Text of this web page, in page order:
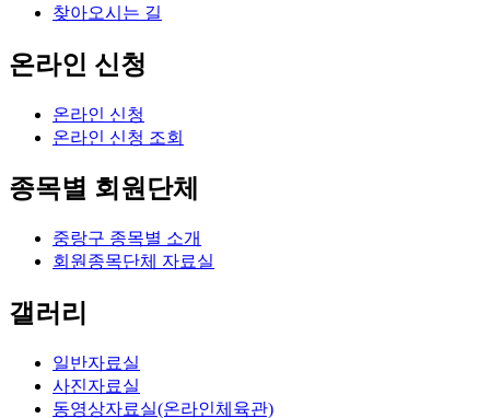
찾아오시는 길
온라인 신청
온라인 신청
온라인 신청 조회
종목별 회원단체
중랑구 종목별 소개
회원종목단체 자료실
갤러리
일반자료실
사진자료실
동영상자료실(온라인체육관)